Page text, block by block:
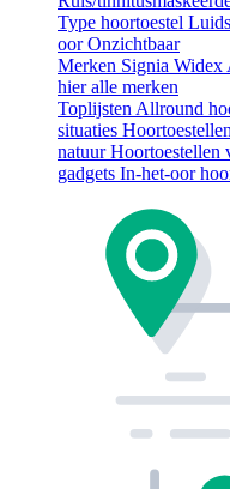
Type hoortoestel
oorOnzichtbaar
Merken Signia Widex
hier alle merken
ToplijstenAllround
situaties
natuurHoortoestellen
gadgets In-het-oor